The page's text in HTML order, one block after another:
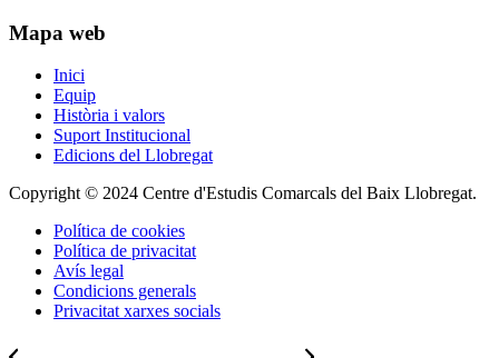
Mapa web
Inici
Equip
Història i valors
Suport Institucional
Edicions del Llobregat
Copyright © 2024 Centre d'Estudis Comarcals del Baix Llobregat.
Política de cookies
Política de privacitat
Avís legal
Condicions generals
Privacitat xarxes socials